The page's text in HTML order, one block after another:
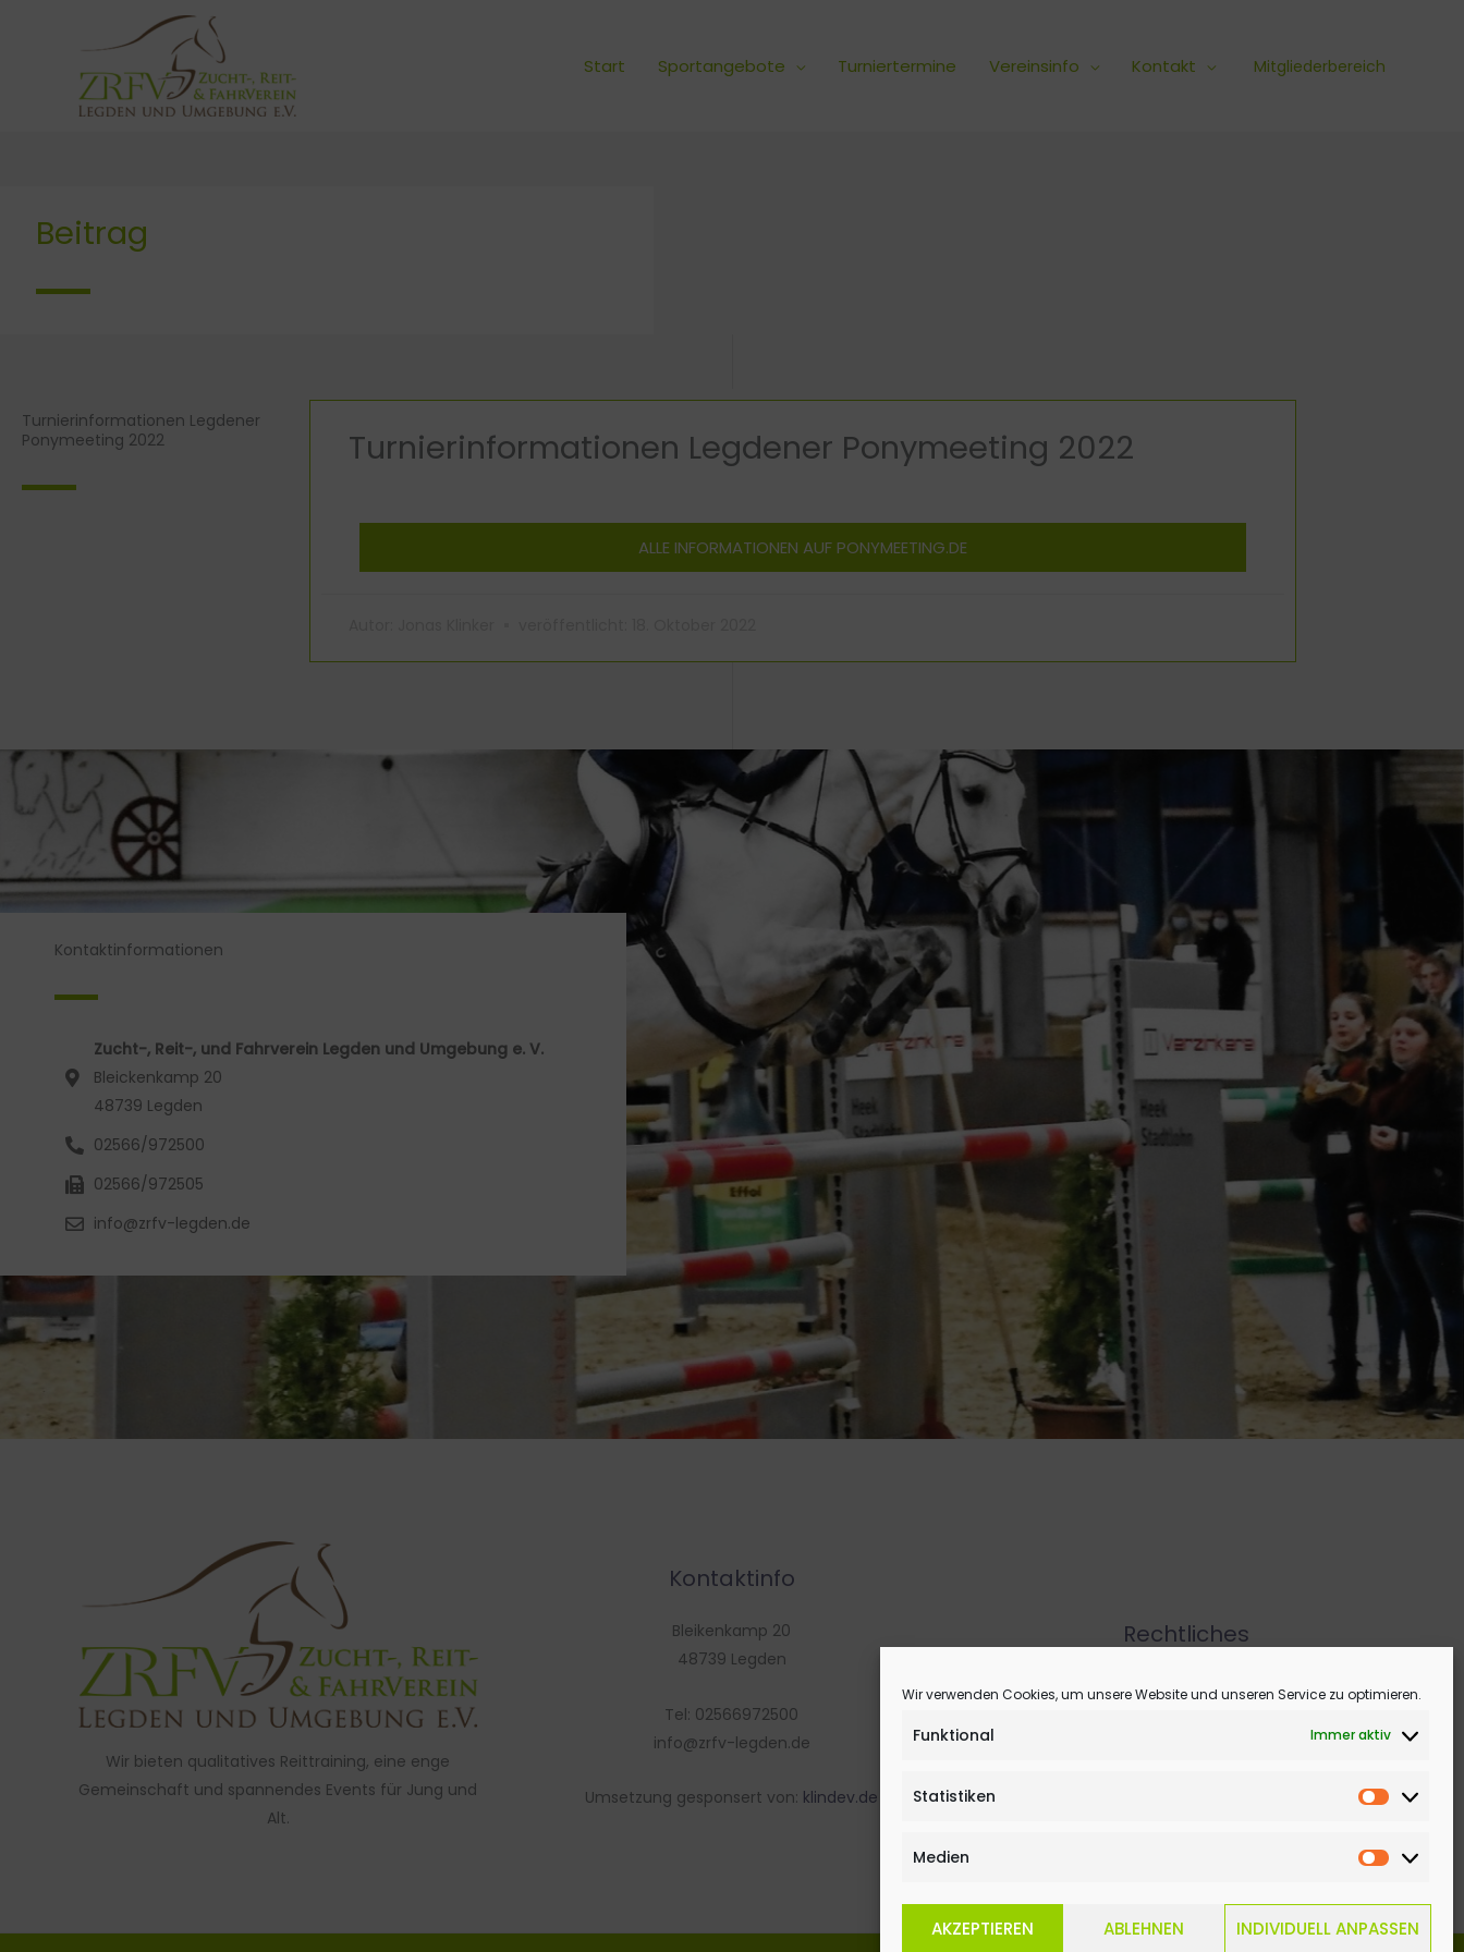
Wir verwenden Cookies, um unsere Website und unseren Service zu optimieren.
Funktional Immer aktiv
Statistiken
Medien
Medien
AKZEPTIEREN ABLEHNEN INDIVIDUELL ANPASSEN
Start Sportangebote Turniertermine Vereinsinfo Kontakt Mitgliederbereich
Beitrag
Turnierinformationen Legdener
Ponymeeting 2022
Turnierinformationen Legdener Ponymeeting 2022
ALLE INFORMATIONEN AUF PONYMEETING.DE
Kontaktinformationen
Zucht-, Reit-, und Fahrverein Legden und Umgebung e. V.
Bleickenkamp 20
48739 Legden
02566/972500
02566/972505
info@zrfv-legden.de
Wir bieten qualitatives Reittraining, eine enge
Gemeinschaft und spannendes Events für Jung und
Alt.
Kontaktinfo
Bleikenkamp 20
48739 Legden
Tel: 02566972500
info@zrfv-legden.de
Umsetzung gesponsert von: klindev.de
Rechtliches
Copyright Informationen